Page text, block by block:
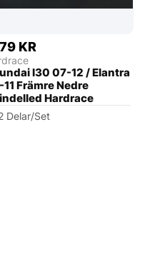
KR
I30 07-12 / Elantra
Främre Nedre
Hardrace
Delar/Set